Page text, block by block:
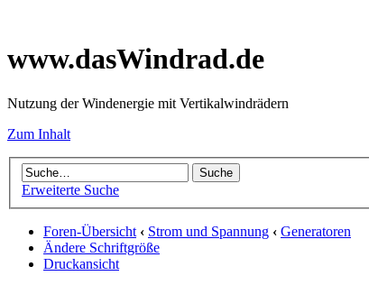
www.dasWindrad.de
Nutzung der Windenergie mit Vertikalwindrädern
Zum Inhalt
Erweiterte Suche
Foren-Übersicht ‹ Strom und Spannung ‹ Generatoren
Ändere Schriftgröße
Druckansicht